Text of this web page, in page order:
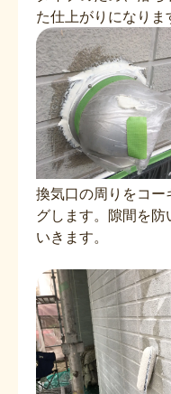
た仕上がりになりま
換気口の周りをコー
グします。隙間を防
いきます。